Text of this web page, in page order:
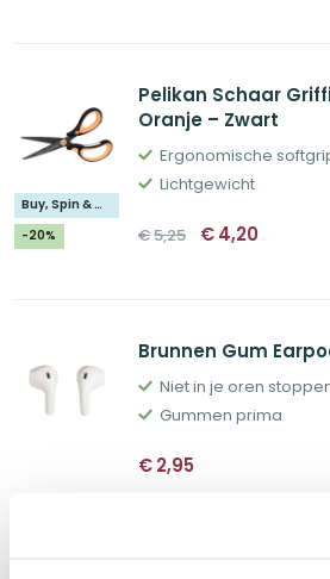
Buy, Spin & Win 🚙
-20%
Pelikan Schaar
Oranje – Zwart
Ergonomische
Lichtgewicht
€5,25 prijs
€4,20
Brunnen Gum
Niet in je oren
Gummen prima
€2,95